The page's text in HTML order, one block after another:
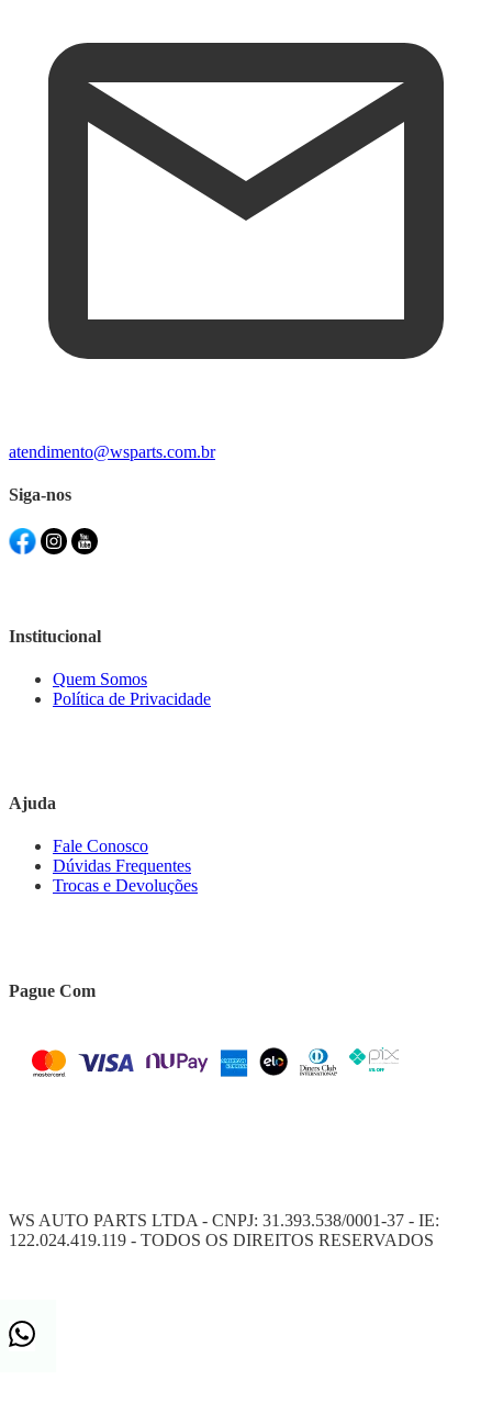
atendimento@wsparts.com.br
Siga-nos
Institucional
Quem Somos
Política de Privacidade
Ajuda
Fale Conosco
Dúvidas Frequentes
Trocas e Devoluções
Pague Com
WS AUTO PARTS LTDA - CNPJ: 31.393.538/0001-37 - IE:
122.024.419.119 - TODOS OS DIREITOS RESERVADOS